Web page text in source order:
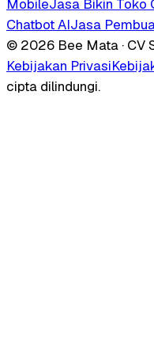
MobileJasa Bikin Toko
Chatbot AIJasa
© 2026 Bee Mata · CV
Kebijakan Privasi
cipta dilindungi.